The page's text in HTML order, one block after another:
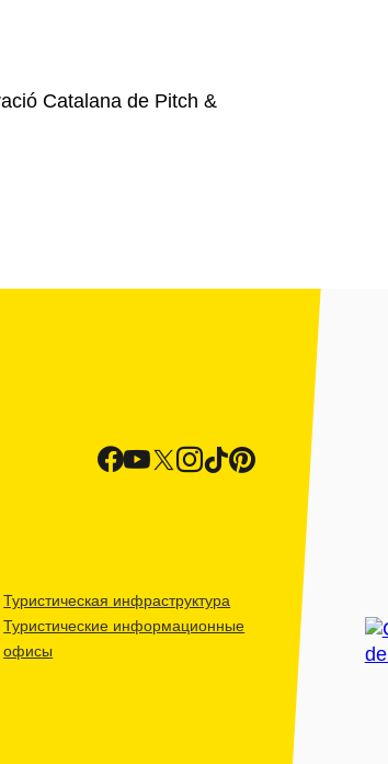
Catalana de Pitch &
Туристическая инфраструктура
Туристические информационные
офисы